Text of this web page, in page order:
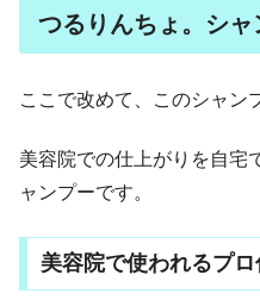
つるりんちょ。シャ
ここで改めて、このシャン
美容院での仕上がりを自宅
ャンプーです。
美容院で使われるプ